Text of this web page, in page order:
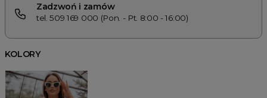
Zadzwoń i zamów
tel. 509 169 000 (Pon. - Pt. 8:00 - 16:00)
KOLORY